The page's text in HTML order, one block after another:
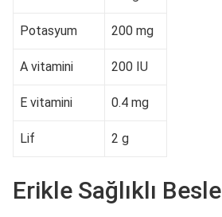
Potasyum 200 mg
A vitamini 200 IU
E vitamini 0.4 mg
Lif 2 g
Erikle Sağlıklı